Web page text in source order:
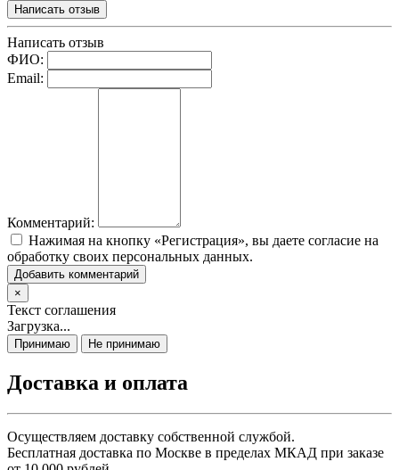
Написать отзыв
Написать отзыв
ФИО:
Email:
Комментарий:
Нажимая на кнопку «Регистрация», вы даете согласие на
обработку своих персональных данных.
Добавить комментарий
×
Текст соглашения
Загрузка...
Принимаю Не принимаю
Доставка и оплата
Осуществляем доставку собственной службой.
Бесплатная доставка по Москве в пределах МКАД при заказе